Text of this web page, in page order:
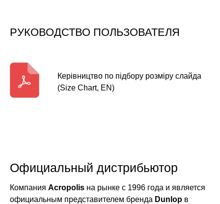
РУКОВОДСТВО ПОЛЬЗОВАТЕЛЯ
Керівництво по підбору розміру слайда
(Size Chart, EN)
Официальный дистрибьютор
Компания Acropolis на рынке с 1996 года и является
официальным представителем бренда Dunlop в